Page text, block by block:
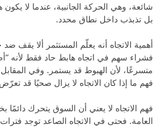
شائعة، وهي الحركة الجانبية، عندما لا
بل تذبذب داخل نطاق محدد.
أهمية الاتجاه أنه يعلّم المستثمر ألا
فشراء سهم في اتجاه هابط حاد فقط لأنه
متسرعًا، لأن الهبوط قد يستمر. وفي
فهم ما إذا كان الاتجاه لا يزال صحيًا قد
فهم الاتجاه لا يعني أن السوق يتحرك
العامة. فحتى في الاتجاه الصاعد توجد